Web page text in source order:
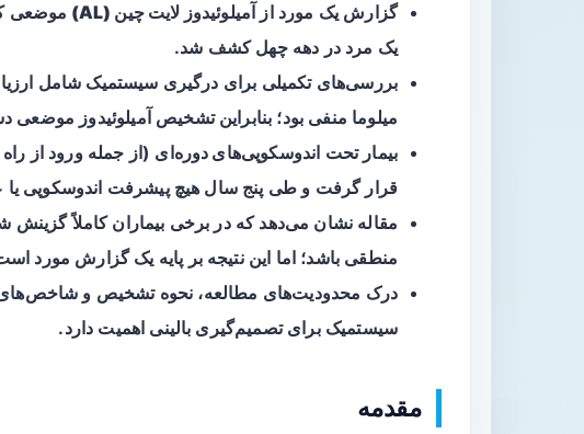
گزارش یک مورد از آمیلوئیدوز لایت چین (AL) موضعی
یک مرد در دهه چهل کشف شد.
بررسی‌های تکمیلی برای درگیری سیستمیک شامل
میلوما منفی بود؛ بنابراین تشخیص آمیلوئیدوز
بیمار تحت اندوسکوپی‌های دوره‌ای (از جمله ورود از
قرار گرفت و طی پنج سال هیچ پیشرفت اندوسکوپی
مقاله نشان می‌دهد که در برخی بیماران کاملاً گزینش
منطقی باشد؛ اما این نتیجه بر پایه یک گزارش مورد
درک محدودیت‌های مطالعه، نحوه تشخیص و شاخص‌های
سیستمیک برای تصمیم‌گیری بالینی اهمیت دارد.
مقدمه